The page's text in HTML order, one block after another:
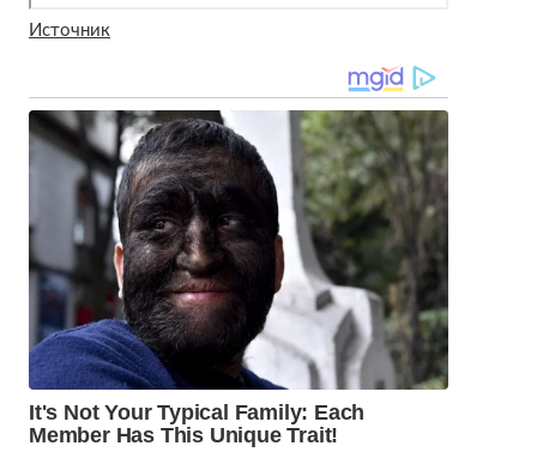
Источник